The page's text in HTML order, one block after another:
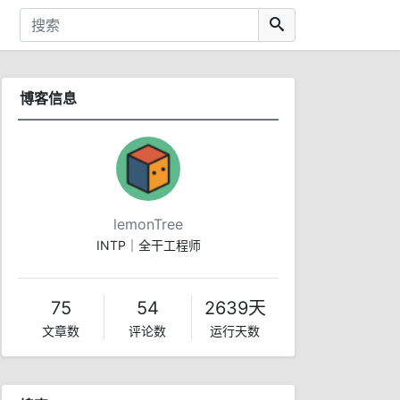
博客信息
lemonTree
INTP｜全干工程师
75
文章数
54
评论数
2639天
运行天数